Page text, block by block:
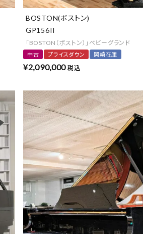
BOSTON(ボストン)
GP156II
「BOSTON（ボストン）」ベビーグランド
中古 プライスダウン 岡崎在庫
¥2,090,000 税込